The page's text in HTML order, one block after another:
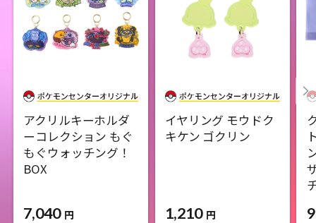
アクリルキーホルダ
ーコレクション もぐ
もぐウォッチング！
BOX
7,040 円
イヤリング モウドク
キケン ゴクリン
1,210 円